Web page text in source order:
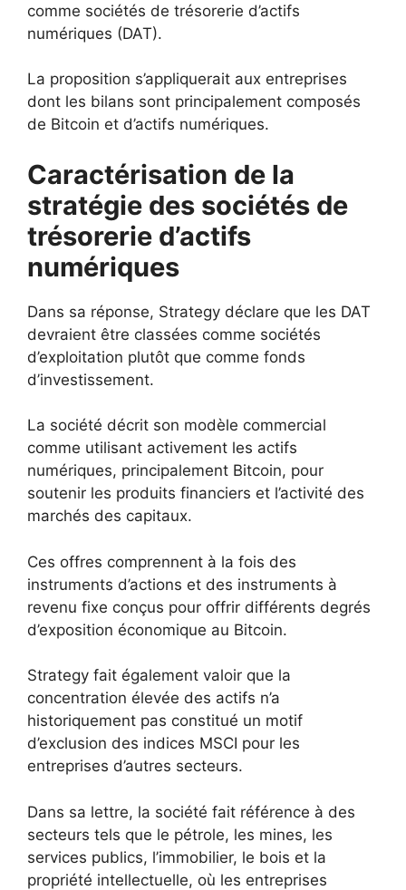
comme sociétés de trésorerie d’actifs
numériques (DAT).
La proposition s’appliquerait aux entreprises
dont les bilans sont principalement composés
de Bitcoin et d’actifs numériques.
Caractérisation de la
stratégie des sociétés de
trésorerie d’actifs
numériques
Dans sa réponse, Strategy déclare que les DAT
devraient être classées comme sociétés
d’exploitation plutôt que comme fonds
d’investissement.
La société décrit son modèle commercial
comme utilisant activement les actifs
numériques, principalement Bitcoin, pour
soutenir les produits financiers et l’activité des
marchés des capitaux.
Ces offres comprennent à la fois des
instruments d’actions et des instruments à
revenu fixe conçus pour offrir différents degrés
d’exposition économique au Bitcoin.
Strategy fait également valoir que la
concentration élevée des actifs n’a
historiquement pas constitué un motif
d’exclusion des indices MSCI pour les
entreprises d’autres secteurs.
Dans sa lettre, la société fait référence à des
secteurs tels que le pétrole, les mines, les
services publics, l’immobilier, le bois et la
propriété intellectuelle, où les entreprises